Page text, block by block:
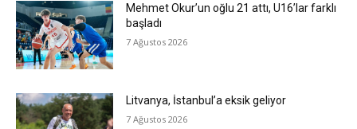
Mehmet Okur’un oğlu 21 attı, U16’lar farklı
başladı
7 Ağustos 2026
Litvanya, İstanbul’a eksik geliyor
7 Ağustos 2026